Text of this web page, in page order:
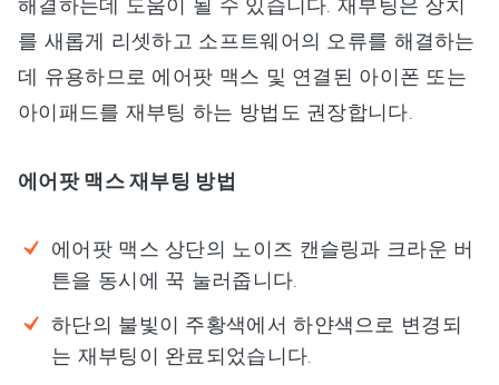
를 새롭게 리셋하고 소프트웨어의 오류를 해결하는
데 유용하므로 에어팟 맥스 및 연결된 아이폰 또는
아이패드를 재부팅 하는 방법도 권장합니다.
에어팟 맥스 재부팅 방법
에어팟 맥스 상단의 노이즈 캔슬링과 크라운 버
튼을 동시에 꾹 눌러줍니다.
하단의 불빛이 주황색에서 하얀색으로 변경되
는 재부팅이 완료되었습니다.